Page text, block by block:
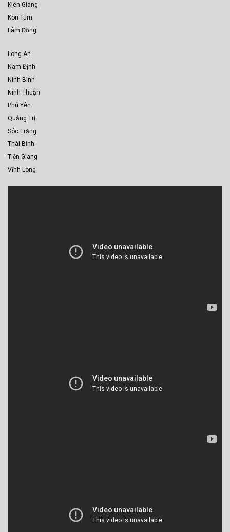
Kiên Giang
Kon Tum
Lâm Đồng
Long An
Nam Định
Ninh Bình
Ninh Thuận
Phú Yên
Quảng Trị
Sóc Trăng
Thái Bình
Tiền Giang
Vĩnh Long